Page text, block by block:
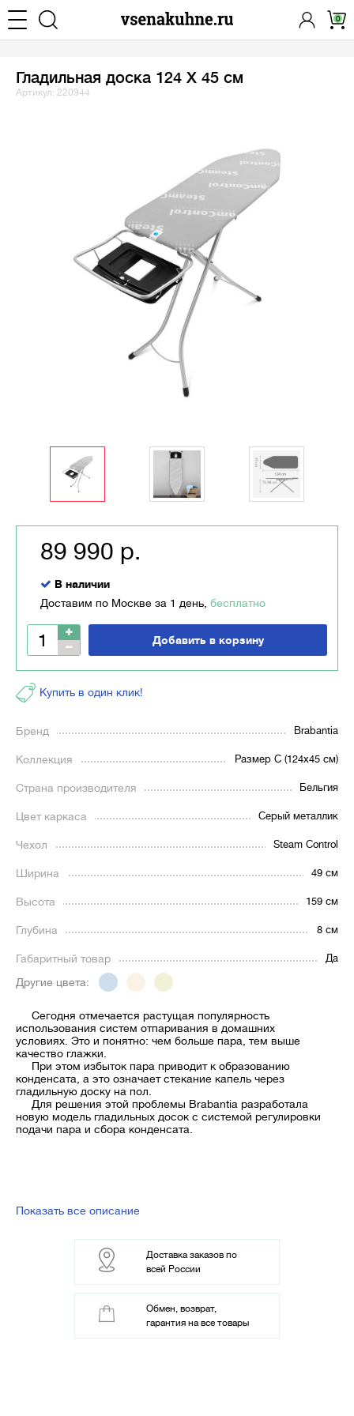
0
Гладильная доска 124 Х 45 см
Артикул: 220944
Бренд Brabantia
Коллекция Размер C (124х45 см)
Страна производителя Бельгия
Цвет каркаса Серый металлик
Чехол Steam Control
Ширина 49 см
Высота 159 см
Глубина 8 см
Габаритный товар Да
Другие цвета:
Сегодня отмечается растущая популярность
использования систем отпаривания в домашних
условиях. Это и понятно: чем больше пара, тем выше
качество глажки.
При этом избыток пара приводит к образованию
конденсата, а это означает стекание капель через
гладильную доску на пол.
Для решения этой проблемы Brabantia разработала
новую модель гладильных досок с системой регулировки
подачи пара и сбора конденсата.
Показать все описание
Доставка заказов по
всей России
Обмен, возврат,
гарантия на все товары
89 990 р.
В наличии
Доставим по Москве за 1 день, бесплатно
Добавить в корзину
Купить в один клик!